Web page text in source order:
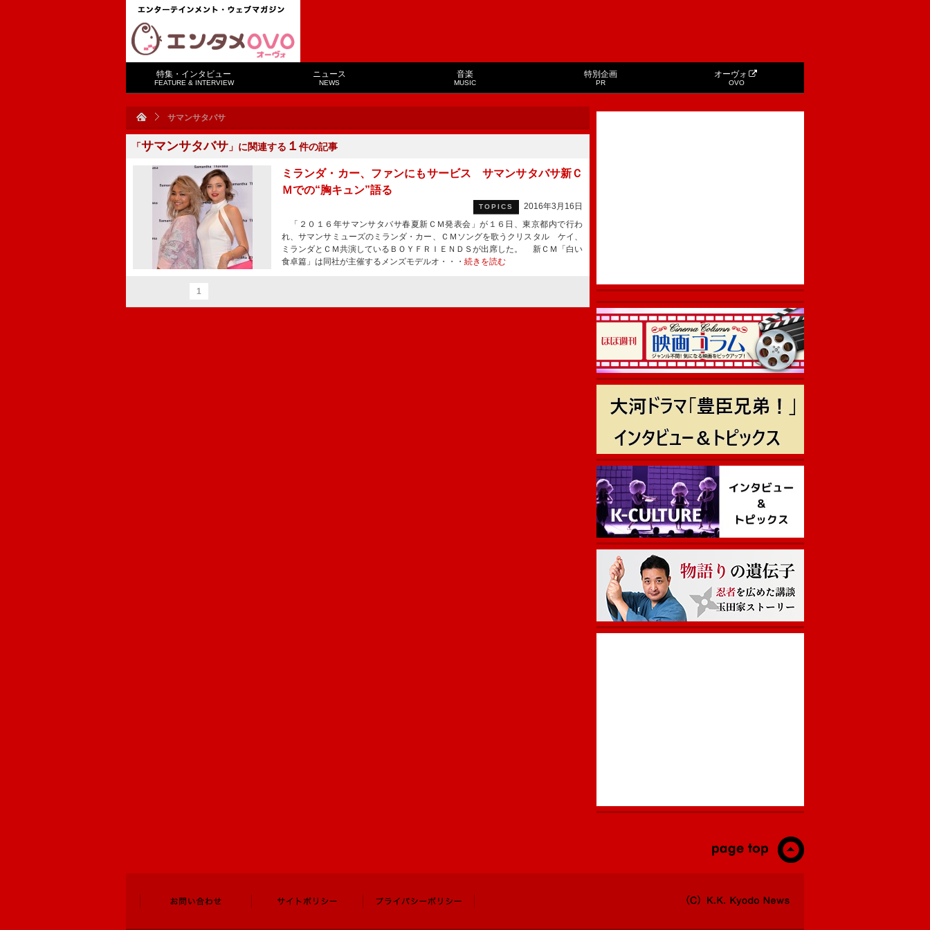
特集・インタビュー
FEATURE & INTERVIEW
ニュース
NEWS
音楽
MUSIC
特別企画
PR
オーヴォ
OVO
サマンサタバサ
「サマンサタバサ 」に関連する １ 件の記事
ミランダ・カー、ファンにもサービス サマンサタバサ新Ｃ
Ｍでの“胸キュン”語る
TOPICS
2016年3月16日
「２０１６年サマンサタバサ春夏新ＣＭ発表会」が１６日、東京都内で行わ
れ、サマンサミューズのミランダ・カー、ＣＭソングを歌うクリスタル ケイ、
ミランダとＣＭ共演しているＢＯＹＦＲＩＥＮＤＳが出席した。 新ＣＭ「白い
食卓篇」は同社が主催するメンズモデルオ・・・ 続きを読む
1